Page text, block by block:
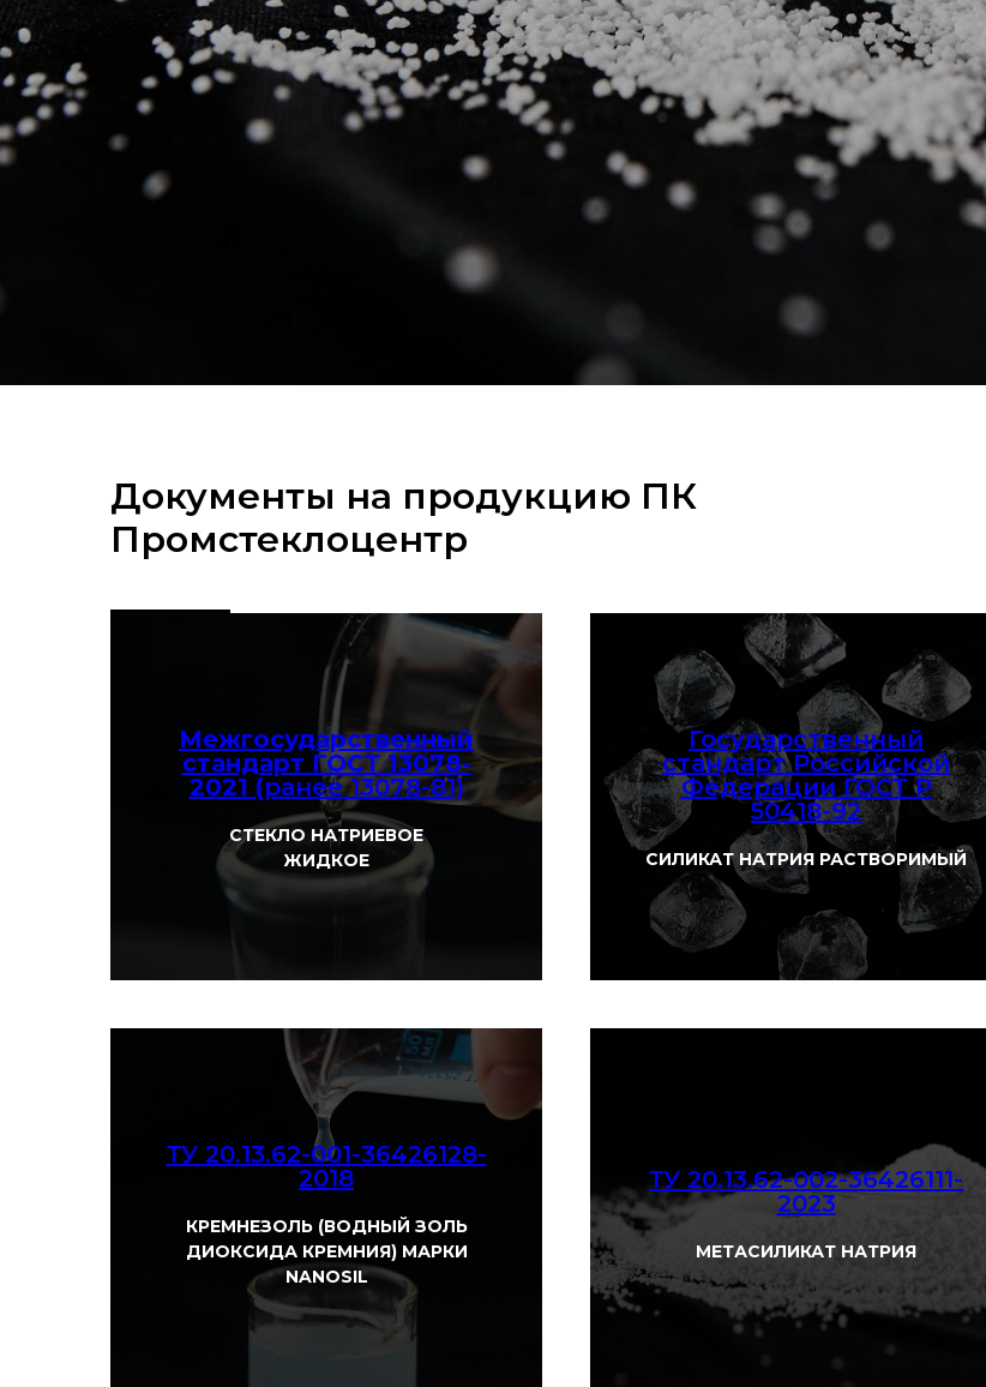
Документы на продукцию ПК
Промстеклоцентр
Межгосударственный
стандарт ГОСТ 13078-
2021 (ранее 13078-81)
СТЕКЛО НАТРИЕВОЕ
ЖИДКОЕ
Смотреть
Государственный
стандарт Российской
Федерации ГОСТ Р
50418-92
СИЛИКАТ НАТРИЯ РАСТВОРИМЫЙ
Смотреть
ТУ 20.13.62-001-36426128-
2018
КРЕМНЕЗОЛЬ (ВОДНЫЙ ЗОЛЬ
ДИОКСИДА КРЕМНИЯ) МАРКИ
NANOSIL
Смотреть
ТУ 20.13.62-002-36426111-
2023
МЕТАСИЛИКАТ НАТРИЯ